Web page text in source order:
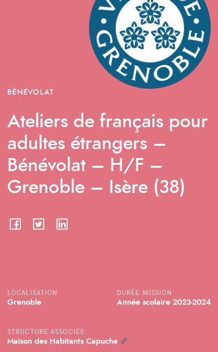
BÉNÉVOLAT
Ateliers de français pour
adultes étrangers –
Bénévolat – H/F –
Grenoble – Isère (38)
LOCALISATION
Grenoble
DURÉE MISSION
Année scolaire 2023-2024
STRUCTURE ASSOCIÉE
Maison des Habitants Capuche